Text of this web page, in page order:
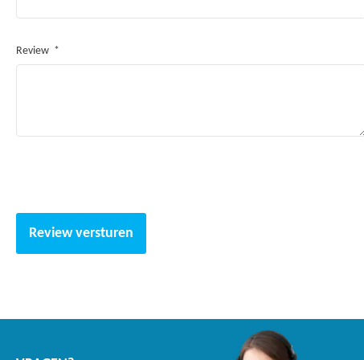
Review
Review versturen